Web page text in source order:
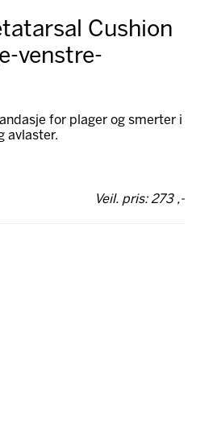
Cushion
venstre-
for plager og smerter i
avlaster.
Veil. pris: 273 ,-